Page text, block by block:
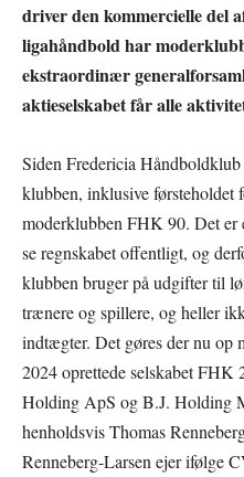
driver den kommercielle del
ligahåndbold har
ekstraordinær
aktieselskabet får alle
Siden Fredericia
klubben, inklusive førsteholdet
moderklubben FHK 90. Det er
se regnskabet offentligt, og
klubben bruger på udgifter til
trænere og spillere, og heller
indtægter. Det gøres der nu op
2024 oprettede selskabet
Holding ApS og B.J. Holding
henholdsvis Thomas
Renneberg-Larsen ejer ifølge